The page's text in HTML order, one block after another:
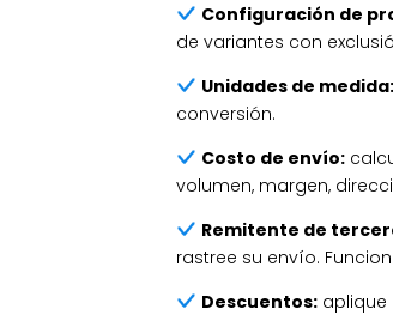
Configuración de
de variantes con
Unidades de medida:
conversión.
Costo de envío:
volumen, margen,
Remitente de
rastree su envío. Funciona
Descuentos: aplique